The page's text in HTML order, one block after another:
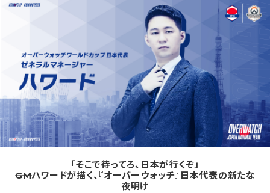
「そこで待ってろ、日本が行くぞ」
――GMハワードが描く、『オーバーウォッチ』日本代表の新たな
夜明け